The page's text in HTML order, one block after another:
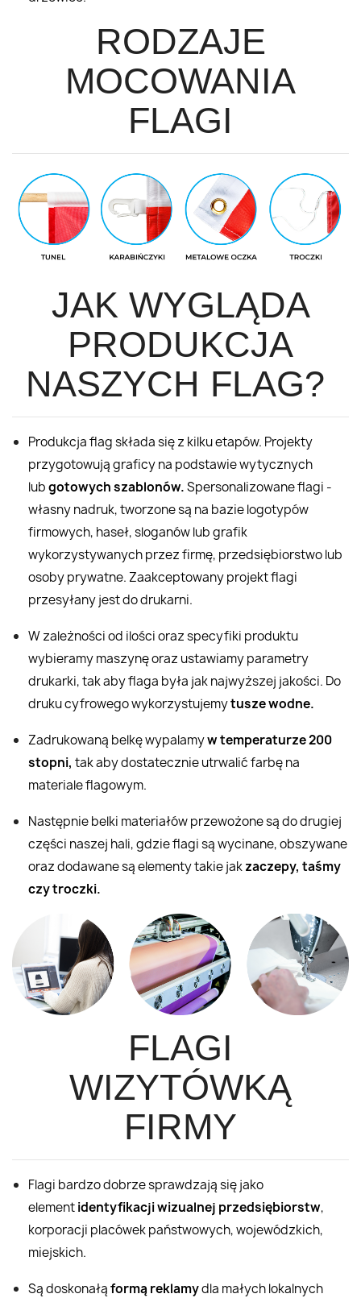
RODZAJE
MOCOWANIA
FLAGI
JAK WYGLĄDA
PRODUKCJA
NASZYCH FLAG?
Produkcja flag składa się z kilku etapów. Projekty
przygotowują graficy na podstawie wytycznych
lubgotowych szablonów.Spersonalizowane flagi -
własny nadruk, tworzone są na bazie logotypów
firmowych, haseł, sloganów lub grafik
wykorzystywanych przez firmę, przedsiębiorstwo lub
osoby prywatne. Zaakceptowany projekt flagi
przesyłany jest do drukarni.
W zależności od ilości oraz specyfiki produktu
wybieramy maszynę oraz ustawiamy parametry
drukarki, tak aby flaga była jak najwyższej jakości. Do
druku cyfrowego wykorzystujemytusze wodne.
Zadrukowaną belkę wypalamyw temperaturze 200
stopni, tak aby dostatecznie utrwalić farbę na
materiale flagowym.
Następnie belki materiałów przewożone są do drugiej
części naszej hali, gdzie flagi są wycinane, obszywane
oraz dodawane są elementy takie jakzaczepy, taśmy
czy troczki.
FLAGI
WIZYTÓWKĄ
FIRMY
Flagi bardzo dobrze sprawdzają się jako
elementidentyfikacji wizualnej przedsiębiorstw,
korporacji placówek państwowych, wojewódzkich,
miejskich.
Są doskonałąformą reklamydla małych lokalnych